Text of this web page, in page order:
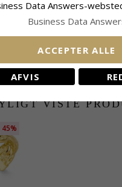
-
forgyldt stål -
EXTRA175,-
VISTE
45%
Data Answers-
Business Data
ACCEPTER ALLE
AFVIS